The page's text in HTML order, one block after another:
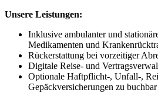
Unsere Leistungen:
Inklusive ambulanter und
Medikamenten und
Rückerstattung bei vorzeitiger
Digitale Reise- und
Optionale Haftpflicht-, Unfall-,
Gepäckversicherungen zu buchbar